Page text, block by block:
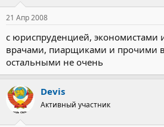
21 Апр 2008
с юриспруденцией, экономистами
врачами, пиарщиками и прочими
остальными не очень
Devis
Активный участник